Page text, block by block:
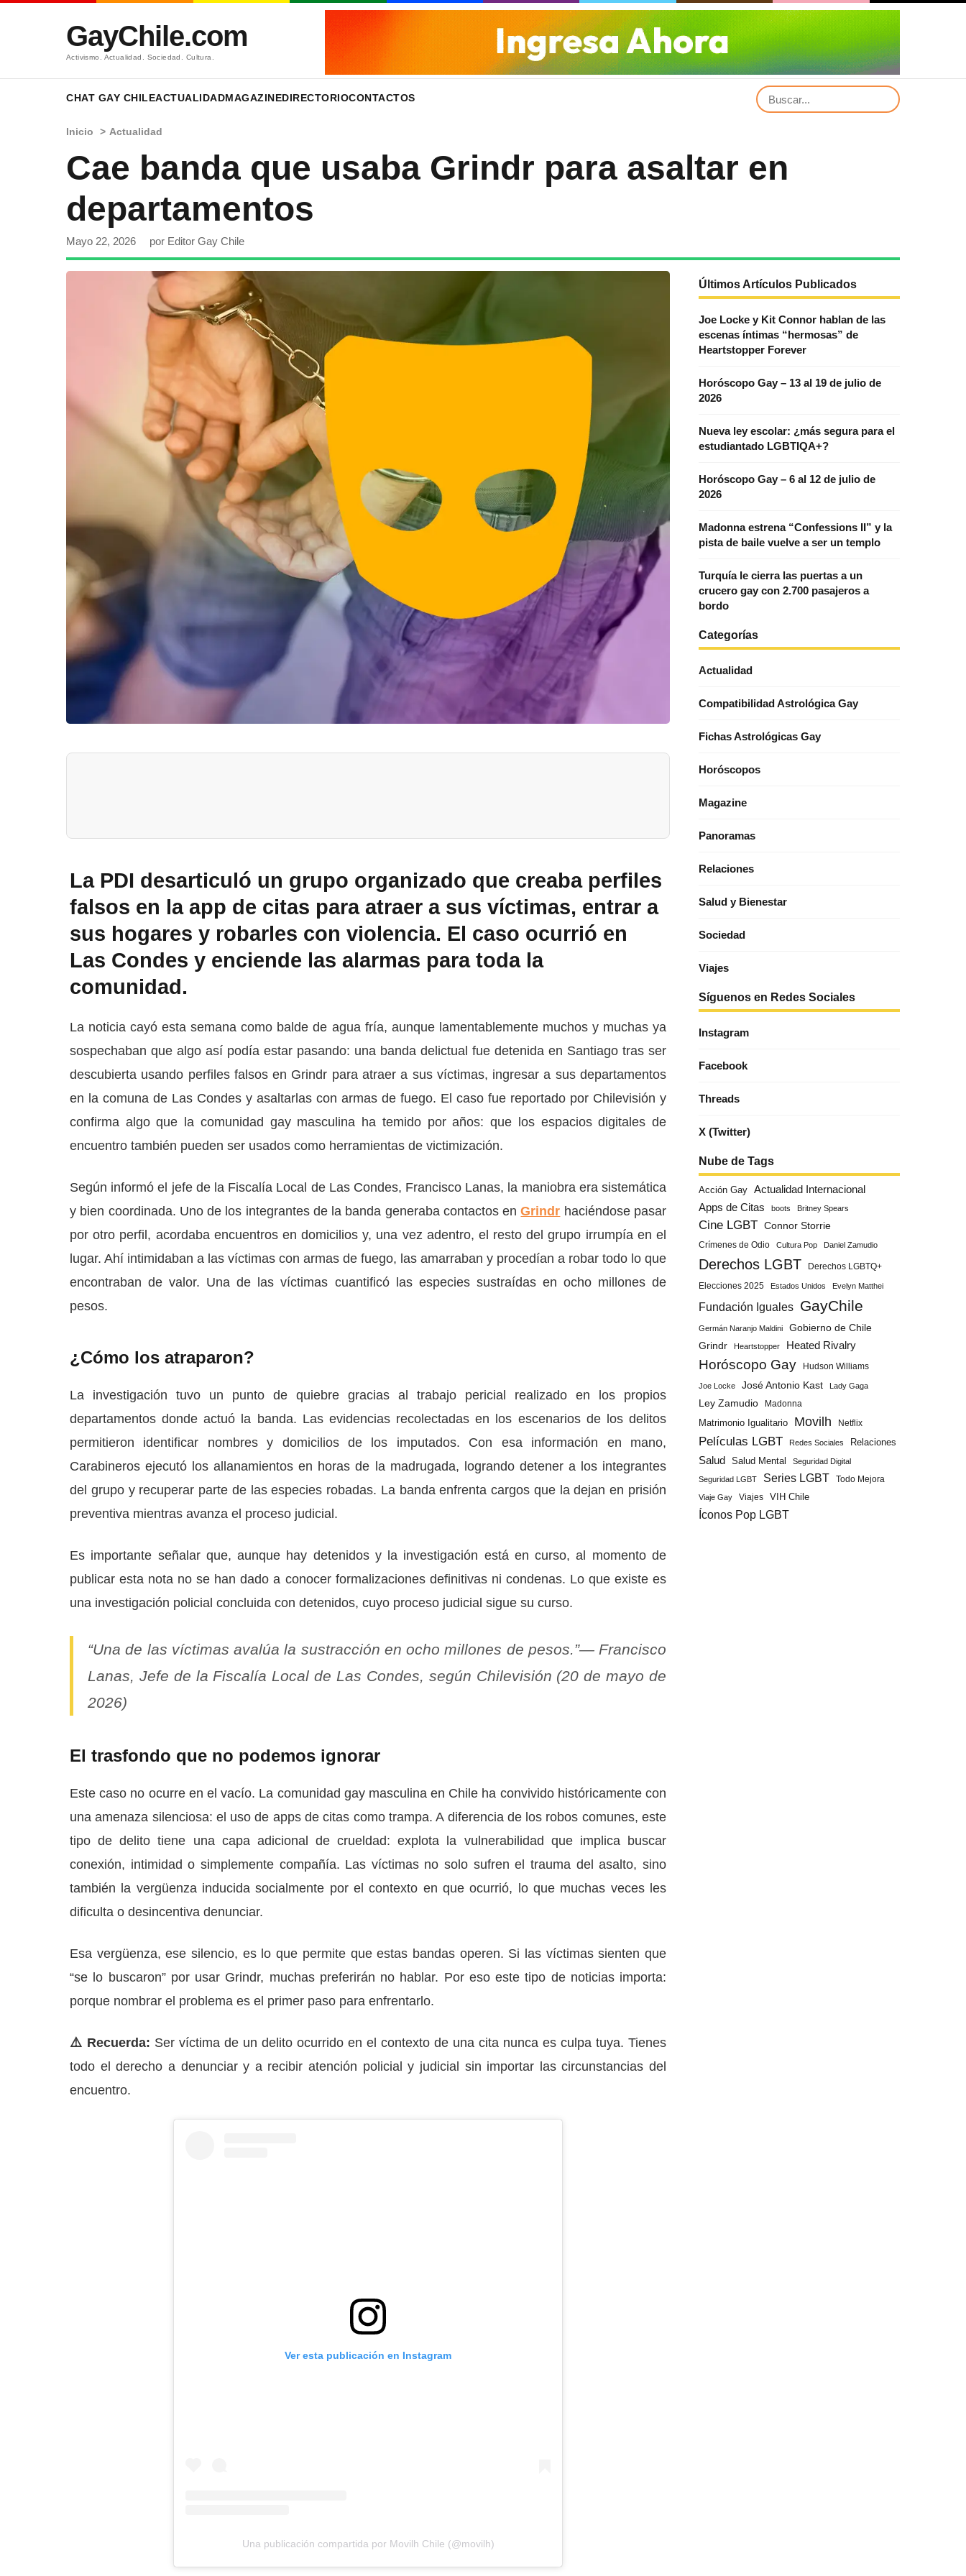
GayChile.com
Activismo. Actualidad. Sociedad. Cultura.
CHAT GAY CHILEACTUALIDADMAGAZINEDIRECTORIOCONTACTOS
Inicio > Actualidad
Cae banda que usaba Grindr para asaltar en
departamentos
Mayo 22, 2026 por Editor Gay Chile
La PDI desarticuló un grupo organizado que creaba perfiles
falsos en la app de citas para atraer a sus víctimas, entrar a
sus hogares y robarles con violencia. El caso ocurrió en
Las Condes y enciende las alarmas para toda la
comunidad.
La noticia cayó esta semana como balde de agua fría, aunque lamentablemente muchos y muchas ya
sospechaban que algo así podía estar pasando: una banda delictual fue detenida en Santiago tras ser
descubierta usando perfiles falsos en Grindr para atraer a sus víctimas, ingresar a sus departamentos
en la comuna de Las Condes y asaltarlas con armas de fuego. El caso fue reportado por Chilevisión y
confirma algo que la comunidad gay masculina ha temido por años: que los espacios digitales de
encuentro también pueden ser usados como herramientas de victimización.
Según informó el jefe de la Fiscalía Local de Las Condes, Francisco Lanas, la maniobra era sistemática
y bien coordinada. Uno de los integrantes de la banda generaba contactos enGrindr haciéndose pasar
por otro perfil, acordaba encuentros en domicilios y, una vez adentro, el resto del grupo irrumpía en el
lugar. Ahí intimidaban a las víctimas con armas de fuego, las amarraban y procedían a robar todo lo que
encontraban de valor. Una de las víctimas cuantificó las especies sustraídas en ocho millones de
pesos.
¿Cómo los atraparon?
La investigación tuvo un punto de quiebre gracias al trabajo pericial realizado en los propios
departamentos donde actuó la banda. Las evidencias recolectadas en los escenarios de los delitos
permitieron identificar nombres y domicilios de los imputados. Con esa información en mano,
Carabineros ejecutó los allanamientos en horas de la madrugada, logrando detener a los integrantes
del grupo y recuperar parte de las especies robadas. La banda enfrenta cargos que la dejan en prisión
preventiva mientras avanza el proceso judicial.
Es importante señalar que, aunque hay detenidos y la investigación está en curso, al momento de
publicar esta nota no se han dado a conocer formalizaciones definitivas ni condenas. Lo que existe es
una investigación policial concluida con detenidos, cuyo proceso judicial sigue su curso.
“Una de las víctimas avalúa la sustracción en ocho millones de pesos.”— Francisco
Lanas, Jefe de la Fiscalía Local de Las Condes, según Chilevisión (20 de mayo de
2026)
El trasfondo que no podemos ignorar
Este caso no ocurre en el vacío. La comunidad gay masculina en Chile ha convivido históricamente con
una amenaza silenciosa: el uso de apps de citas como trampa. A diferencia de los robos comunes, este
tipo de delito tiene una capa adicional de crueldad: explota la vulnerabilidad que implica buscar
conexión, intimidad o simplemente compañía. Las víctimas no solo sufren el trauma del asalto, sino
también la vergüenza inducida socialmente por el contexto en que ocurrió, lo que muchas veces les
dificulta o desincentiva denunciar.
Esa vergüenza, ese silencio, es lo que permite que estas bandas operen. Si las víctimas sienten que
“se lo buscaron” por usar Grindr, muchas preferirán no hablar. Por eso este tipo de noticias importa:
porque nombrar el problema es el primer paso para enfrentarlo.
⚠️ Recuerda: Ser víctima de un delito ocurrido en el contexto de una cita nunca es culpa tuya. Tienes
todo el derecho a denunciar y a recibir atención policial y judicial sin importar las circunstancias del
encuentro.
Ver esta publicación en Instagram
Una publicación compartida por Movilh Chile (@movilh)
Últimos Artículos Publicados
Joe Locke y Kit Connor hablan de las
escenas íntimas “hermosas” de
Heartstopper Forever
Horóscopo Gay – 13 al 19 de julio de
2026
Nueva ley escolar: ¿más segura para el
estudiantado LGBTIQA+?
Horóscopo Gay – 6 al 12 de julio de
2026
Madonna estrena “Confessions II” y la
pista de baile vuelve a ser un templo
Turquía le cierra las puertas a un
crucero gay con 2.700 pasajeros a
bordo
Categorías
Actualidad
Compatibilidad Astrológica Gay
Fichas Astrológicas Gay
Horóscopos
Magazine
Panoramas
Relaciones
Salud y Bienestar
Sociedad
Viajes
Síguenos en Redes Sociales
Instagram
Facebook
Threads
X (Twitter)
Nube de Tags
Acción Gay
Actualidad Internacional
Apps de Citas
boots Britney Spears
Cine LGBT Connor Storrie
Crímenes de Odio Cultura Pop Daniel Zamudio
Derechos LGBT
Derechos LGBTQ+
Elecciones 2025
Estados Unidos Evelyn Matthei
Fundación Iguales GayChile
Germán Naranjo Maldini
Gobierno de Chile
Grindr
Heartstopper Heated Rivalry
Horóscopo Gay Hudson Williams
Joe Locke José Antonio Kast Lady Gaga
Ley Zamudio Madonna
Matrimonio Igualitario Movilh Netflix
Películas LGBT Redes Sociales Relaciones
Salud Salud Mental Seguridad Digital
Seguridad LGBT Series LGBT Todo Mejora
Viaje Gay Viajes VIH Chile
Íconos Pop LGBT